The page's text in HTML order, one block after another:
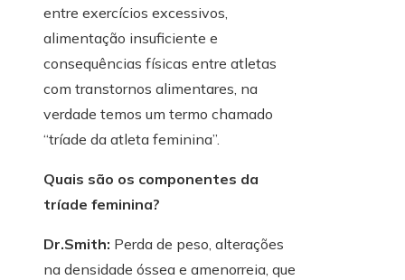
entre exercícios excessivos,
alimentação insuficiente e
consequências físicas entre atletas
com transtornos alimentares, na
verdade temos um termo chamado
“tríade da atleta feminina”.
Quais são os componentes da
tríade feminina?
Dr.Smith: Perda de peso, alterações
na densidade óssea e amenorreia, que